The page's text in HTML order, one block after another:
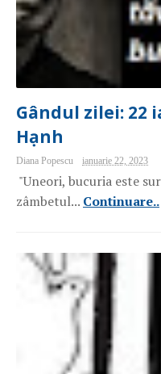
Gândul zilei: 22
Hạnh
Diana Popescu ianuarie 22, 2023
"Uneori, bucuria este
zâmbetul... Continuare..